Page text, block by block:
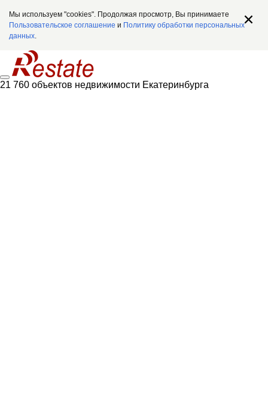
Мы используем "cookies". Продолжая просмотр, Вы принимаете
Пользовательское соглашение и Политику обработки персональных
данных.
21 760 объектов недвижимости Екатеринбурга